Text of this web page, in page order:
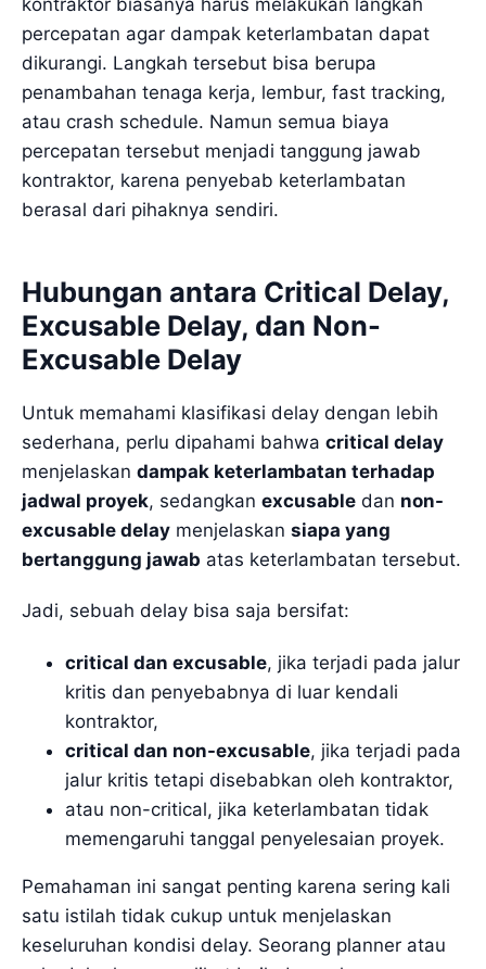
kontraktor biasanya harus melakukan langkah
percepatan agar dampak keterlambatan dapat
dikurangi. Langkah tersebut bisa berupa
penambahan tenaga kerja, lembur, fast tracking,
atau crash schedule. Namun semua biaya
percepatan tersebut menjadi tanggung jawab
kontraktor, karena penyebab keterlambatan
berasal dari pihaknya sendiri.
Hubungan antara Critical Delay,
Excusable Delay, dan Non-
Excusable Delay
Untuk memahami klasifikasi delay dengan lebih
sederhana, perlu dipahami bahwa critical delay
menjelaskan dampak keterlambatan terhadap
jadwal proyek, sedangkan excusable dan non-
excusable delay menjelaskan siapa yang
bertanggung jawab atas keterlambatan tersebut.
Jadi, sebuah delay bisa saja bersifat:
critical dan excusable, jika terjadi pada jalur
kritis dan penyebabnya di luar kendali
kontraktor,
critical dan non-excusable, jika terjadi pada
jalur kritis tetapi disebabkan oleh kontraktor,
atau non-critical, jika keterlambatan tidak
memengaruhi tanggal penyelesaian proyek.
Pemahaman ini sangat penting karena sering kali
satu istilah tidak cukup untuk menjelaskan
keseluruhan kondisi delay. Seorang planner atau